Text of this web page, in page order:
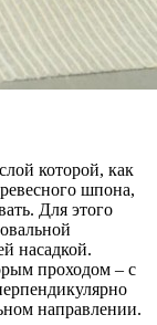
которой, как
шпона,
Для этого
насадкой.
проходом – с
направлении.